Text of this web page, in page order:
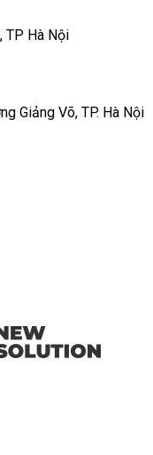
TP Hà Nội
Giảng Võ, TP. Hà Nội